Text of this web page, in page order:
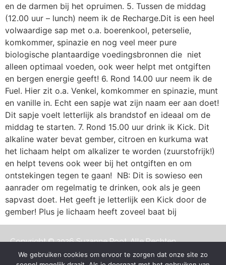
en de darmen bij het opruimen. 5. Tussen de middag
(12.00 uur – lunch) neem ik de Recharge.Dit is een heel
volwaardige sap met o.a. boerenkool, peterselie,
komkommer, spinazie en nog veel meer pure
biologische plantaardige voedingsbronnen die niet
alleen optimaal voeden, ook weer helpt met ontgiften
en bergen energie geeft! 6. Rond 14.00 uur neem ik de
Fuel. Hier zit o.a. Venkel, komkommer en spinazie, munt
en vanille in. Echt een sapje wat zijn naam eer aan doet!
Dit sapje voelt letterlijk als brandstof en ideaal om de
middag te starten. 7. Rond 15.00 uur drink ik Kick. Dit
alkaline water bevat gember, citroen en kurkuma wat
het lichaam helpt om alkalizer te worden (zuurstofrijk!)
en helpt tevens ook weer bij het ontgiften en om
ontstekingen tegen te gaan! NB: Dit is sowieso een
aanrader om regelmatig te drinken, ook als je geen
sapvast doet. Het geeft je letterlijk een Kick door de
gember! Plus je lichaam heeft zoveel baat bij
Copyright © 2026 Suzanne Poot. Alle Rechten
Voorbehouden.Algemene Voorwaarden
We gebruiken cookies om ervoor te zorgen dat onze site zo